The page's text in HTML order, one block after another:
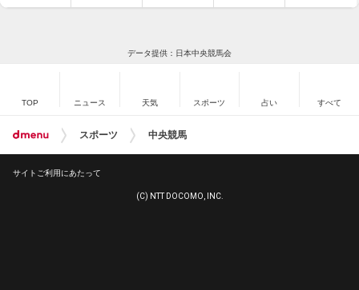
データ提供：日本中央競馬会
TOP ニュース 天気 スポーツ 占い すべて
スポーツ 中央競馬
サイトご利用にあたって
(C) NTT DOCOMO, INC.